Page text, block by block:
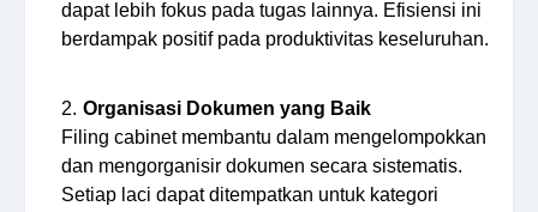
dapat lebih fokus pada tugas lainnya. Efisiensi ini
berdampak positif pada produktivitas keseluruhan.
Organisasi Dokumen yang Baik
Filing cabinet membantu dalam mengelompokkan
dan mengorganisir dokumen secara sistematis.
Setiap laci dapat ditempatkan untuk kategori